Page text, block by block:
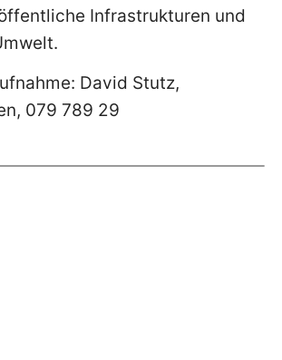
Infrastrukturen und
David Stutz,
079 789 29